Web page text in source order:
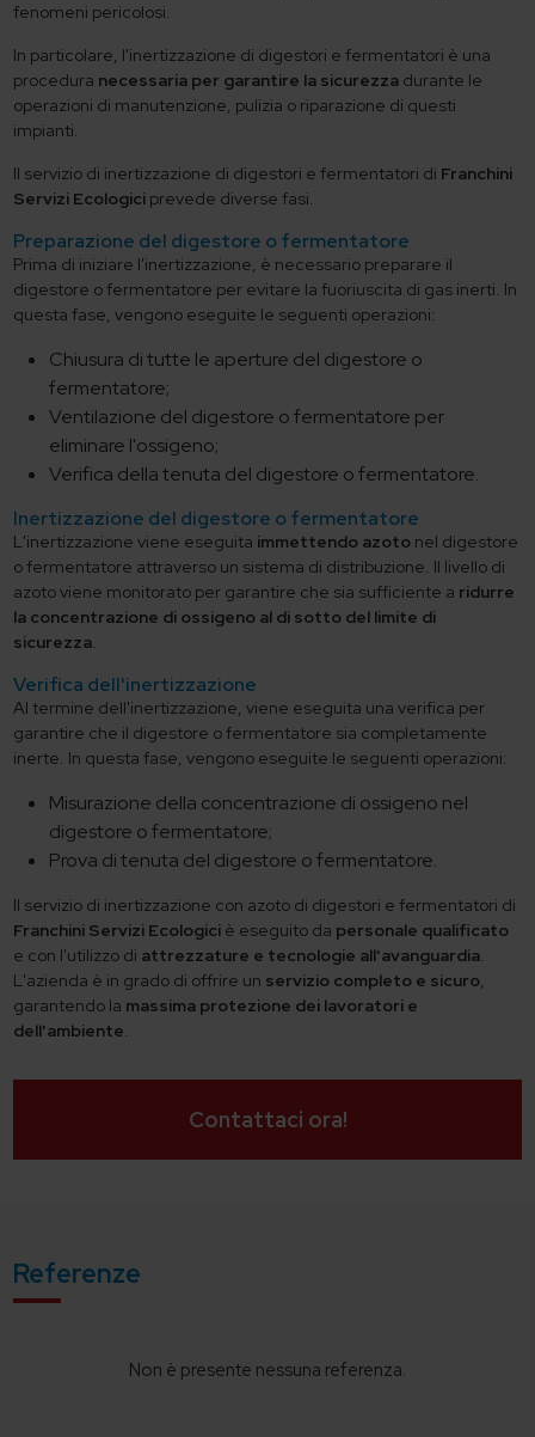
fenomeni pericolosi.
In particolare, l'inertizzazione di digestori e fermentatori è una
procedura necessaria per garantire la sicurezza durante le
operazioni di manutenzione, pulizia o riparazione di questi
impianti.
Il servizio di inertizzazione di digestori e fermentatori di Franchini
Servizi Ecologici prevede diverse fasi.
Preparazione del digestore o fermentatore
Prima di iniziare l'inertizzazione, è necessario preparare il
digestore o fermentatore per evitare la fuoriuscita di gas inerti. In
questa fase, vengono eseguite le seguenti operazioni:
Chiusura di tutte le aperture del digestore o
fermentatore;
Ventilazione del digestore o fermentatore per
eliminare l'ossigeno;
Verifica della tenuta del digestore o fermentatore.
Inertizzazione del digestore o fermentatore
L'inertizzazione viene eseguita immettendo azoto nel digestore
o fermentatore attraverso un sistema di distribuzione. Il livello di
azoto viene monitorato per garantire che sia sufficiente a ridurre
la concentrazione di ossigeno al di sotto del limite di
sicurezza.
Verifica dell'inertizzazione
Al termine dell'inertizzazione, viene eseguita una verifica per
garantire che il digestore o fermentatore sia completamente
inerte. In questa fase, vengono eseguite le seguenti operazioni:
Misurazione della concentrazione di ossigeno nel
digestore o fermentatore;
Prova di tenuta del digestore o fermentatore.
Il servizio di inertizzazione con azoto di digestori e fermentatori di
Franchini Servizi Ecologici è eseguito da personale qualificato
e con l'utilizzo di attrezzature e tecnologie all'avanguardia.
L'azienda è in grado di offrire un servizio completo e sicuro,
garantendo la massima protezione dei lavoratori e
dell'ambiente.
Contattaci ora!
Referenze
Non è presente nessuna referenza.